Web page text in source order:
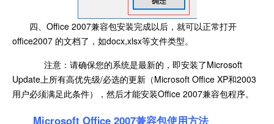
四、Office 2007兼容包安装完成以后，就可以正常打开
office2007 的文档了，如docx,xlsx等文件类型。
注意：请确保您的系统是最新的，即安装了Microsoft
Update上所有高优先级/必选的更新（Microsoft Office XP和2003
用户必须满足此条件），然后才能安装Office 2007兼容包程序。
Microsoft Office 2007兼容包使用方法